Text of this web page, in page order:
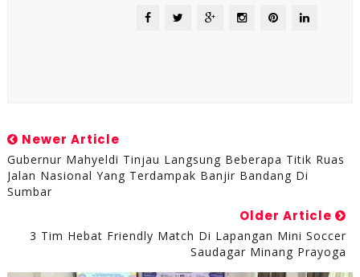
Newer Article
Gubernur Mahyeldi Tinjau Langsung Beberapa Titik Ruas
Jalan Nasional Yang Terdampak Banjir Bandang Di
Sumbar
Older Article
3 Tim Hebat Friendly Match Di Lapangan Mini Soccer
Saudagar Minang Prayoga